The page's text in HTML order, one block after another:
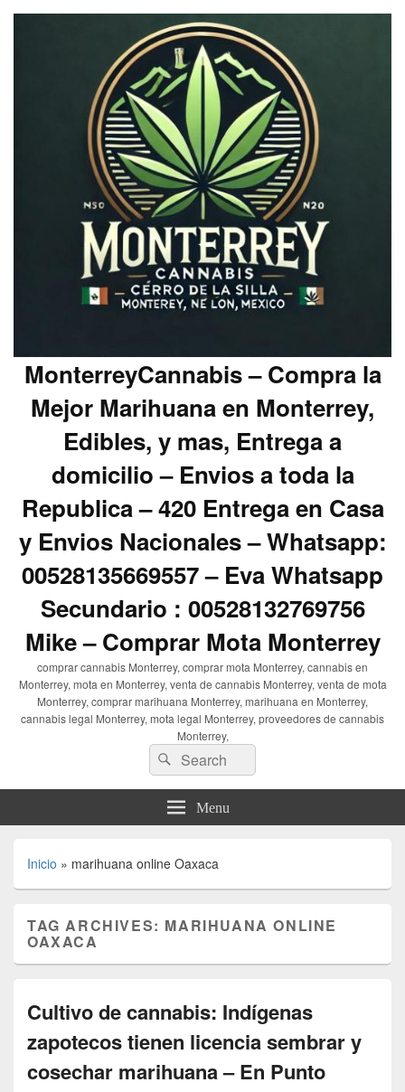
MonterreyCannabis – Compra la
Mejor Marihuana en Monterrey,
Edibles, y mas, Entrega a
domicilio – Envios a toda la
Republica – 420 Entrega en Casa
y Envios Nacionales – Whatsapp:
00528135669557 – Eva Whatsapp
Secundario : 00528132769756
Mike – Comprar Mota Monterrey
comprar cannabis Monterrey, comprar mota Monterrey, cannabis en
Monterrey, mota en Monterrey, venta de cannabis Monterrey, venta de mota
Monterrey, comprar marihuana Monterrey, marihuana en Monterrey,
cannabis legal Monterrey, mota legal Monterrey, proveedores de cannabis
Monterrey,
Search
for:
Search
Menu
Inicio » marihuana online Oaxaca
TAG ARCHIVES: MARIHUANA ONLINE
OAXACA
Cultivo de cannabis: Indígenas
zapotecos tienen licencia sembrar y
cosechar marihuana – En Punto